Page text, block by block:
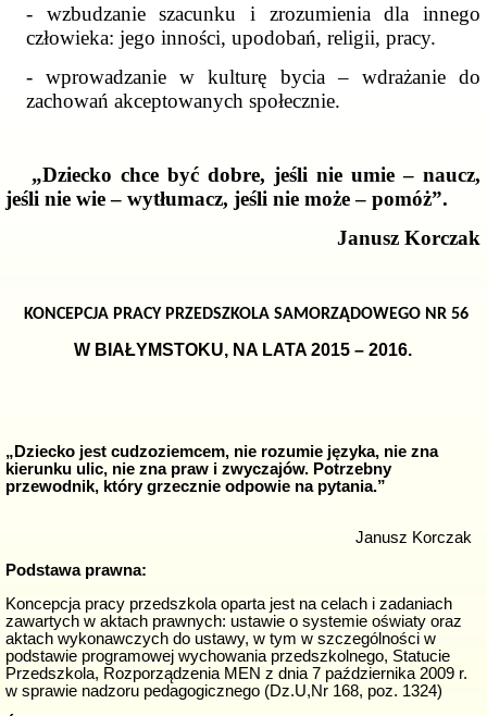
- wzbudzanie szacunku i zrozumienia dla innego
człowieka: jego inności, upodobań, religii, pracy.
- wprowadzanie w kulturę bycia – wdrażanie do
zachowań akceptowanych społecznie.
„Dziecko chce być dobre, jeśli nie umie – naucz,
jeśli nie wie – wytłumacz, jeśli nie może – pomóż”.
Janusz Korczak
KONCEPCJA PRACY PRZEDSZKOLA SAMORZĄDOWEGO NR 56
W BIAŁYMSTOKU, NA LATA 2015 – 2016.
„Dziecko jest cudzoziemcem, nie rozumie języka, nie zna
kierunku ulic, nie zna praw i zwyczajów. Potrzebny
przewodnik, który grzecznie odpowie na pytania.”
Janusz Korczak
Podstawa prawna:
Koncepcja pracy przedszkola oparta jest na celach i zadaniach
zawartych w aktach prawnych: ustawie o systemie oświaty oraz
aktach wykonawczych do ustawy, w tym w szczególności w
podstawie programowej wychowania przedszkolnego, Statucie
Przedszkola, Rozporządzenia MEN z dnia 7 października 2009 r.
w sprawie nadzoru pedagogicznego (Dz.U,Nr 168, poz. 1324)